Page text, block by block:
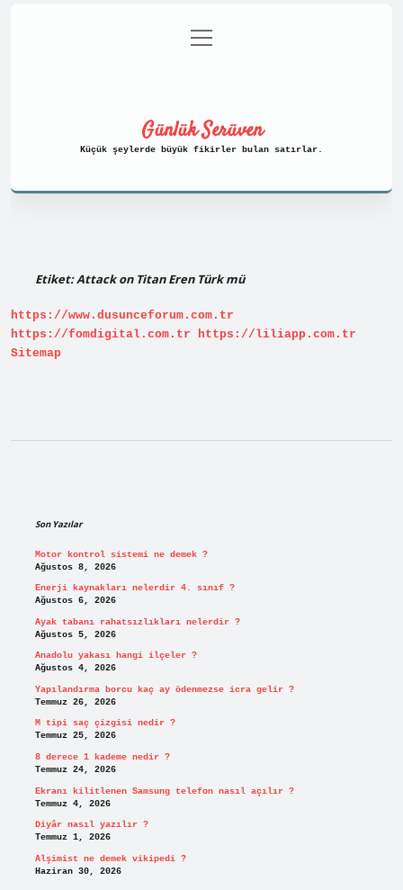
Gizlilik Politikası
menüyü
aç
Günlük Serüven
Küçük şeylerde büyük fikirler bulan satırlar.
Etiket:Attack on Titan Eren Türk mü
https://www.dusunceforum.com.tr
https://fomdigital.com.tr
https://liliapp.com.tr
Sitemap
Son Yazılar
Motor kontrol sistemi ne demek ?
Ağustos 8, 2026
Enerji kaynakları nelerdir 4. sınıf ?
Ağustos 6, 2026
Ayak tabanı rahatsızlıkları nelerdir ?
Ağustos 5, 2026
Anadolu yakası hangi ilçeler ?
Ağustos 4, 2026
Yapılandırma borcu kaç ay ödenmezse icra gelir ?
Temmuz 26, 2026
M tipi saç çizgisi nedir ?
Temmuz 25, 2026
8 derece 1 kademe nedir ?
Temmuz 24, 2026
Ekranı kilitlenen Samsung telefon nasıl açılır ?
Temmuz 4, 2026
Diyâr nasıl yazılır ?
Temmuz 1, 2026
Alşimist ne demek vikipedi ?
Haziran 30, 2026